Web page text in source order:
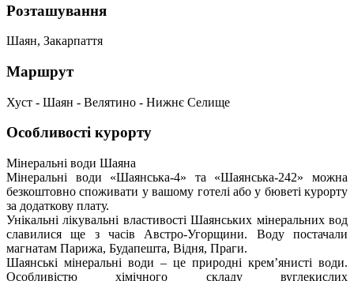
Розташування
Шаян, Закарпаття
Маршрут
Хуст - Шаян - Велятино - Нижнє Селище
Особливості курорту
Мінеральні води Шаяна
Мінеральні води «Шаянська-4» та «Шаянська-242» можна
безкоштовно споживати у вашому готелі або у бюветі курорту
за додаткову плату.
Унікальні лікувальні властивості Шаянських мінеральних вод
славилися ще з часів Австро-Угорщини. Воду постачали
магнатам Парижа, Будапешта, Відня, Праги.
Шаянські мінеральні води – це природні крем’янисті води.
Особливістю хімічного складу вуглекислих